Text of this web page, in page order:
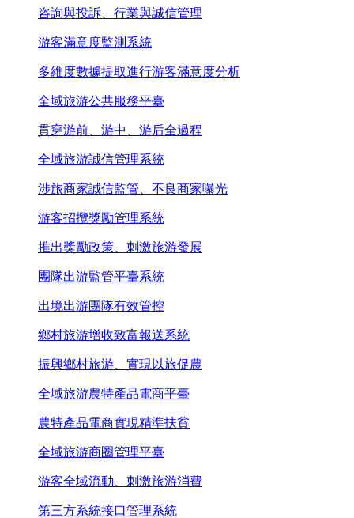
咨詢與投訴、行業與誠信管理
游客滿意度監測系統
多維度數據提取進行游客滿意度分析
全域旅游公共服務平臺
貫穿游前、游中、游后全過程
全域旅游誠信管理系統
涉旅商家誠信監管、不良商家曝光
游客招攬獎勵管理系統
推出獎勵政策、刺激旅游發展
團隊出游監管平臺系統
出境出游團隊有效管控
鄉村旅游增收致富報送系統
振興鄉村旅游、實現以旅促農
全域旅游農特產品電商平臺
農特產品電商實現精準扶貧
全域旅游商圈管理平臺
游客全域流動、刺激旅游消費
第三方系統接口管理系統